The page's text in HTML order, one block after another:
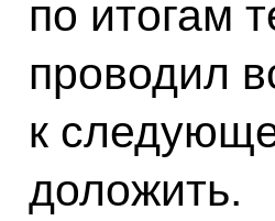
по итогам
проводил
к
доложить.